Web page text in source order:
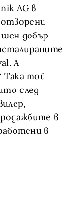
AG в
добър
А
Така той
след
в
в